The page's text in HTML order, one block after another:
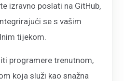
izravno poslati na GitHub,
se s vašim
tijekom.
programere trenutnom,
koja služi kao snažna